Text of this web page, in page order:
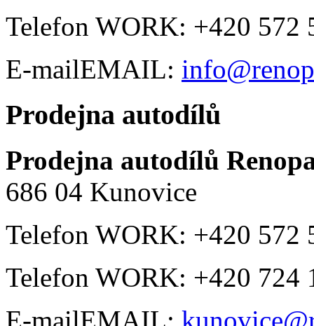
Telefon WORK: +420 572
E-mailEMAIL:
Prodejna autodílů
Prodejna autodílů
686 04 Kunovice
Telefon WORK: +420 572
Telefon WORK: +420 724
E-mailEMAIL: